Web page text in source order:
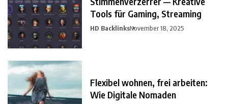
Tools für Gaming, Streaming
HD BacklinksNovember 18, 2025
Flexibel wohnen, frei arbeiten:
Wie Digitale Nomaden